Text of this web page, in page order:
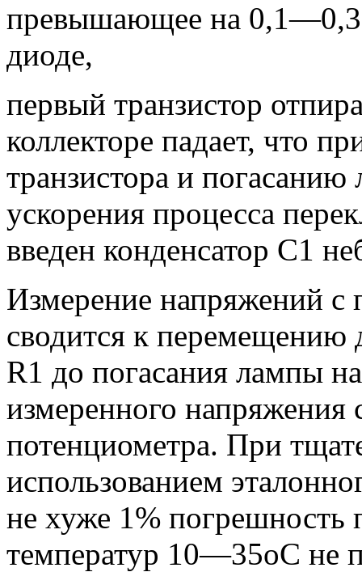
превышающее на 0,1—0,3
диоде,
первый транзистор
коллекторе падает, что
транзистора и
ускорения процесса
введен конденсатор С1
Измерение напряжений с
сводится к перемещению
R1 до погасания лампы
измеренного
потенциометра. При
использованием
не хуже 1% погрешность
температур 10—35оС не